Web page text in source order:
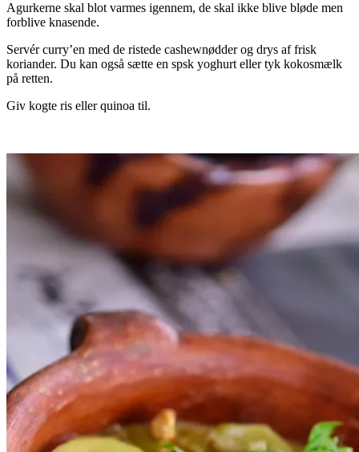
Agurkerne skal blot varmes igennem, de skal ikke blive bløde men
forblive knasende.
Servér curry’en med de ristede cashewnødder og drys af frisk
koriander. Du kan også sætte en spsk yoghurt eller tyk kokosmælk
på retten.
Giv kogte ris eller quinoa til.